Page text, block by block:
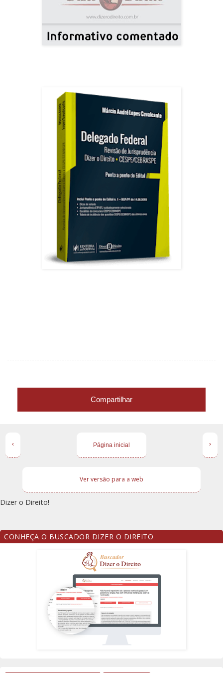
Compartilhar
‹ ›
Página inicial
Ver versão para a web
Dizer o Direito!
CONHEÇA O BUSCADOR DIZER O DIREITO